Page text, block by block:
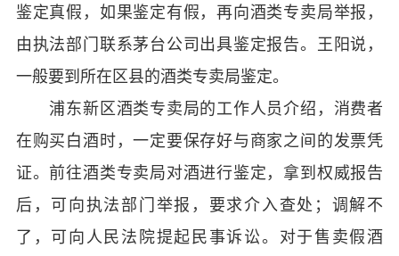
鉴定真假，如果鉴定有假，再向酒类专卖局举报，
由执法部门联系茅台公司出具鉴定报告。王阳说，
一般要到所在区县的酒类专卖局鉴定。
浦东新区酒类专卖局的工作人员介绍，消费者
在购买白酒时，一定要保存好与商家之间的发票凭
证。前往酒类专卖局对酒进行鉴定，拿到权威报告
后，可向执法部门举报，要求介入查处；调解不
了，可向人民法院提起民事诉讼。对于售卖假酒